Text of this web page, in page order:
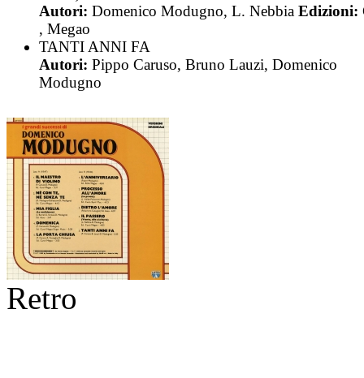
Autori: Domenico Modugno, L. Nebbia Edizioni:
, Megao
TANTI ANNI FA
Autori: Pippo Caruso, Bruno Lauzi, Domenico
Modugno
Retro